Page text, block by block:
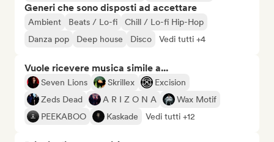
Generi che sono disposti ad accettare
Ambient Beats / Lo-fi
Chill / Lo-fi Hip-Hop
Danza pop
Deep house Disco Vedi tutti +4
Vuole ricevere musica simile a...
Seven Lions Skrillex
Excision
Zeds Dead
A R I Z O N A
Wax Motif
PEEKABOO
Kaskade Vedi tutti +12